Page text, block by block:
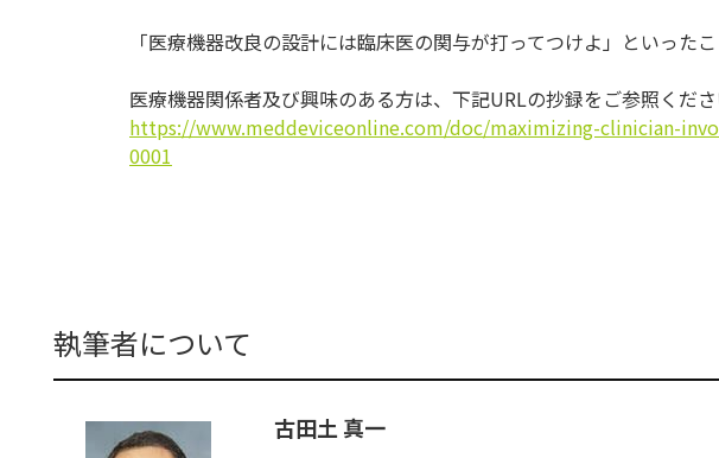
「医療機器改良の設計には臨床医の関与が打ってつけよ」 といった
医療機器関係者及び興味のある方は、下記URLの抄録をご参照く ださ
https://www.meddeviceonline.com/doc/maximizing-clinician-
0001
執筆者について
古田土 真一